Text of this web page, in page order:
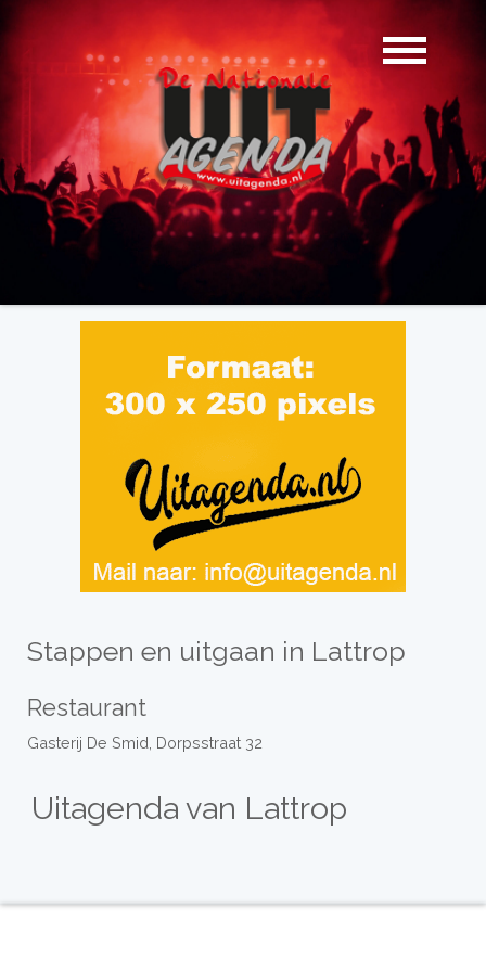
Stappen en uitgaan in Lattrop
Restaurant
Gasterij De Smid, Dorpsstraat 32
Uitagenda van Lattrop